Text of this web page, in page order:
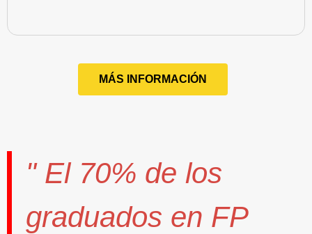
MÁS INFORMACIÓN
" El 70% de los
graduados en FP